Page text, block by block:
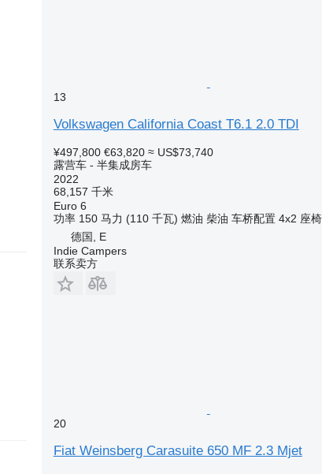
13
Volkswagen California Coast T6.1 2.0 TDI
¥497,800 €63,820 ≈ US$73,740
露营车 - 半集成房车
2022
68,157 千米
Euro 6
功率 150 马力 (110 千瓦) 燃油 柴油 车桥配置 4x2 座
德国, E
Indie Campers
联系卖方
20
Fiat Weinsberg Carasuite 650 MF 2.3 Mjet